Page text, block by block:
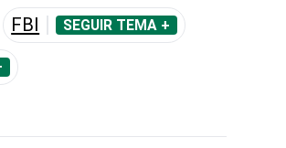
FBI SEGUIR TEMA +